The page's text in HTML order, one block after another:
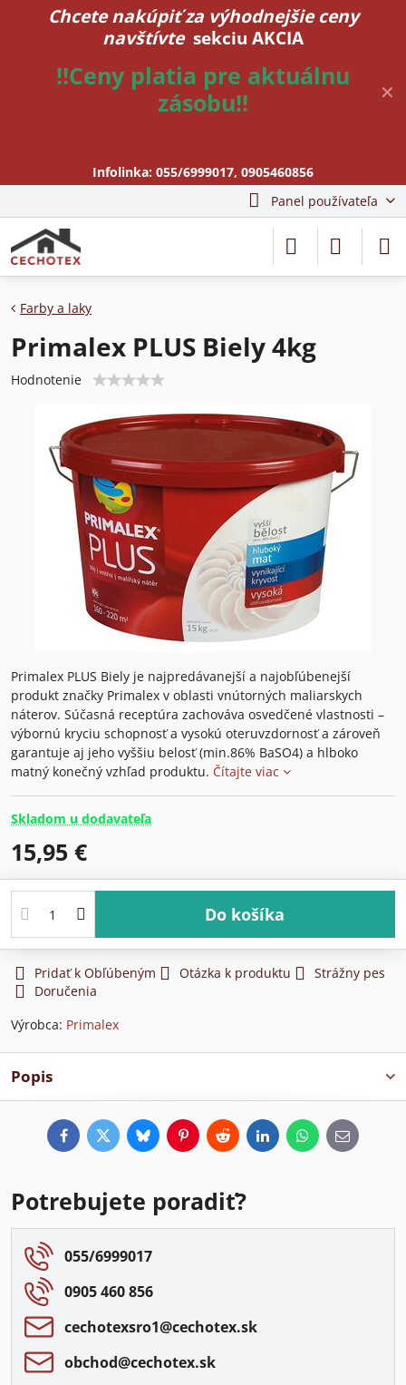
✕
Chcete nakúpiť za výhodnejšie ceny
navštívte sekciu AKCIA
!!Ceny platia pre aktuálnu
zásobu!!
Infolinka: 055/6999017, 0905460856
Panel používateľa
Farby a laky
Primalex PLUS Biely 4kg
Hodnotenie
Primalex PLUS Biely je najpredávanejší a najobľúbenejší
produkt značky Primalex v oblasti vnútorných maliarskych
náterov. Súčasná receptúra zachováva osvedčené vlastnosti –
výbornú kryciu schopnosť a vysokú oteruvzdornosť a zároveň
garantuje aj jeho vyššiu belosť (min.86% BaSO4) a hlboko
matný konečný vzhľad produktu. Čítajte viac
Skladom u dodavateľa
15,95 €
Do košíka
Pridať k Obľúbeným Otázka k produktu
Strážny pes
Doručenia
Výrobca: Primalex
Popis
FacebookTwitterBlueskyPinterestRedditLinkedInWhatsApp
E-
mail
Potrebujete poradiť?
055/6999017
0905 460 856
cechotexsro1​@cechotex​.sk
obchod​@cechotex​.sk